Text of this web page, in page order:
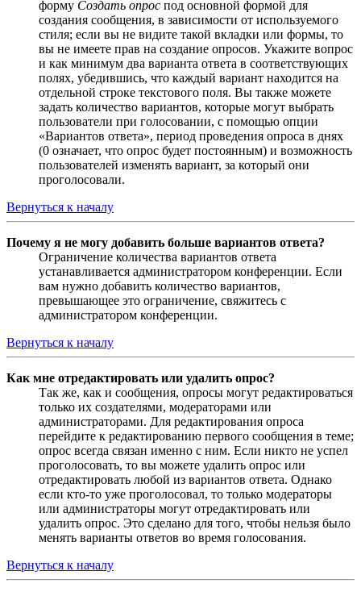
форму Создать опрос под основной формой для
создания сообщения, в зависимости от используемого
стиля; если вы не видите такой вкладки или формы, то
вы не имеете прав на создание опросов. Укажите вопрос
и как минимум два варианта ответа в соответствующих
полях, убедившись, что каждый вариант находится на
отдельной строке текстового поля. Вы также можете
задать количество вариантов, которые могут выбрать
пользователи при голосовании, с помощью опции
«Вариантов ответа», период проведения опроса в днях
(0 означает, что опрос будет постоянным) и возможность
пользователей изменять вариант, за который они
проголосовали.
Вернуться к началу
Почему я не могу добавить больше вариантов ответа?
Ограничение количества вариантов ответа
устанавливается администратором конференции. Если
вам нужно добавить количество вариантов,
превышающее это ограничение, свяжитесь с
администратором конференции.
Вернуться к началу
Как мне отредактировать или удалить опрос?
Так же, как и сообщения, опросы могут редактироваться
только их создателями, модераторами или
администраторами. Для редактирования опроса
перейдите к редактированию первого сообщения в теме;
опрос всегда связан именно с ним. Если никто не успел
проголосовать, то вы можете удалить опрос или
отредактировать любой из вариантов ответа. Однако
если кто-то уже проголосовал, то только модераторы
или администраторы могут отредактировать или
удалить опрос. Это сделано для того, чтобы нельзя было
менять варианты ответов во время голосования.
Вернуться к началу